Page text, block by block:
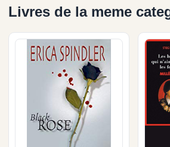
Livres de la meme